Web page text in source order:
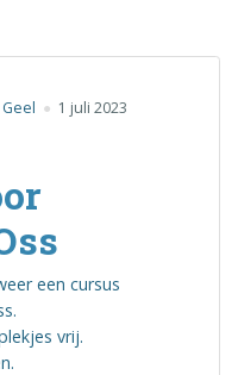
1 juli 2023
een cursus
vrij.